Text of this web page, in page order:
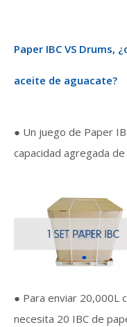
Paper IBC VS Drums,
aceite de aguacate?
● Un juego de Paper
capacidad agregada
● Para enviar 20,000L
necesita 20 IBC de